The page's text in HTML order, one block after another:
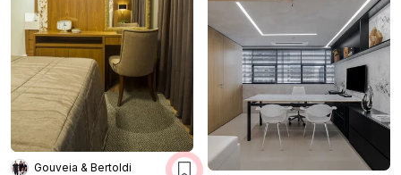
Gouveia & Bertoldi